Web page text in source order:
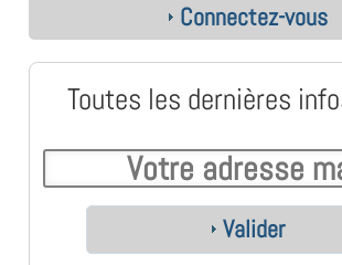
Connectez-vous
Toutes les dernières
Valider